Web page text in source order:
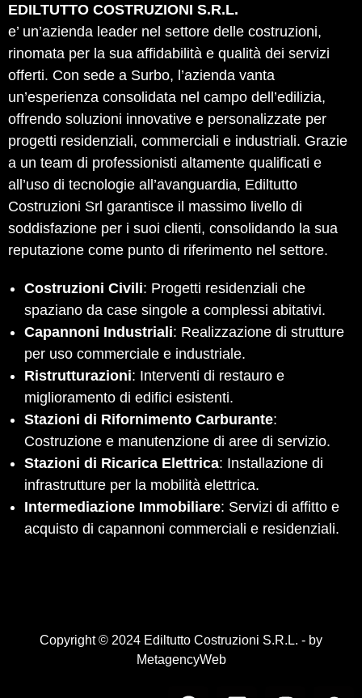
EDILTUTTO COSTRUZIONI S.R.L.
e’ un’azienda leader nel settore delle costruzioni,
rinomata per la sua affidabilità e qualità dei servizi
offerti. Con sede a Surbo, l’azienda vanta
un’esperienza consolidata nel campo dell’edilizia,
offrendo soluzioni innovative e personalizzate per
progetti residenziali, commerciali e industriali. Grazie
a un team di professionisti altamente qualificati e
all’uso di tecnologie all’avanguardia, Ediltutto
Costruzioni Srl garantisce il massimo livello di
soddisfazione per i suoi clienti, consolidando la sua
reputazione come punto di riferimento nel settore.
Costruzioni Civili: Progetti residenziali che
spaziano da case singole a complessi abitativi.
Capannoni Industriali: Realizzazione di strutture
per uso commerciale e industriale.
Ristrutturazioni: Interventi di restauro e
miglioramento di edifici esistenti.
Stazioni di Rifornimento Carburante:
Costruzione e manutenzione di aree di servizio.
Stazioni di Ricarica Elettrica: Installazione di
infrastrutture per la mobilità elettrica.
Intermediazione Immobiliare: Servizi di affitto e
acquisto di capannoni commerciali e residenziali.
Copyright © 2024 Ediltutto Costruzioni S.R.L. - by
MetagencyWeb